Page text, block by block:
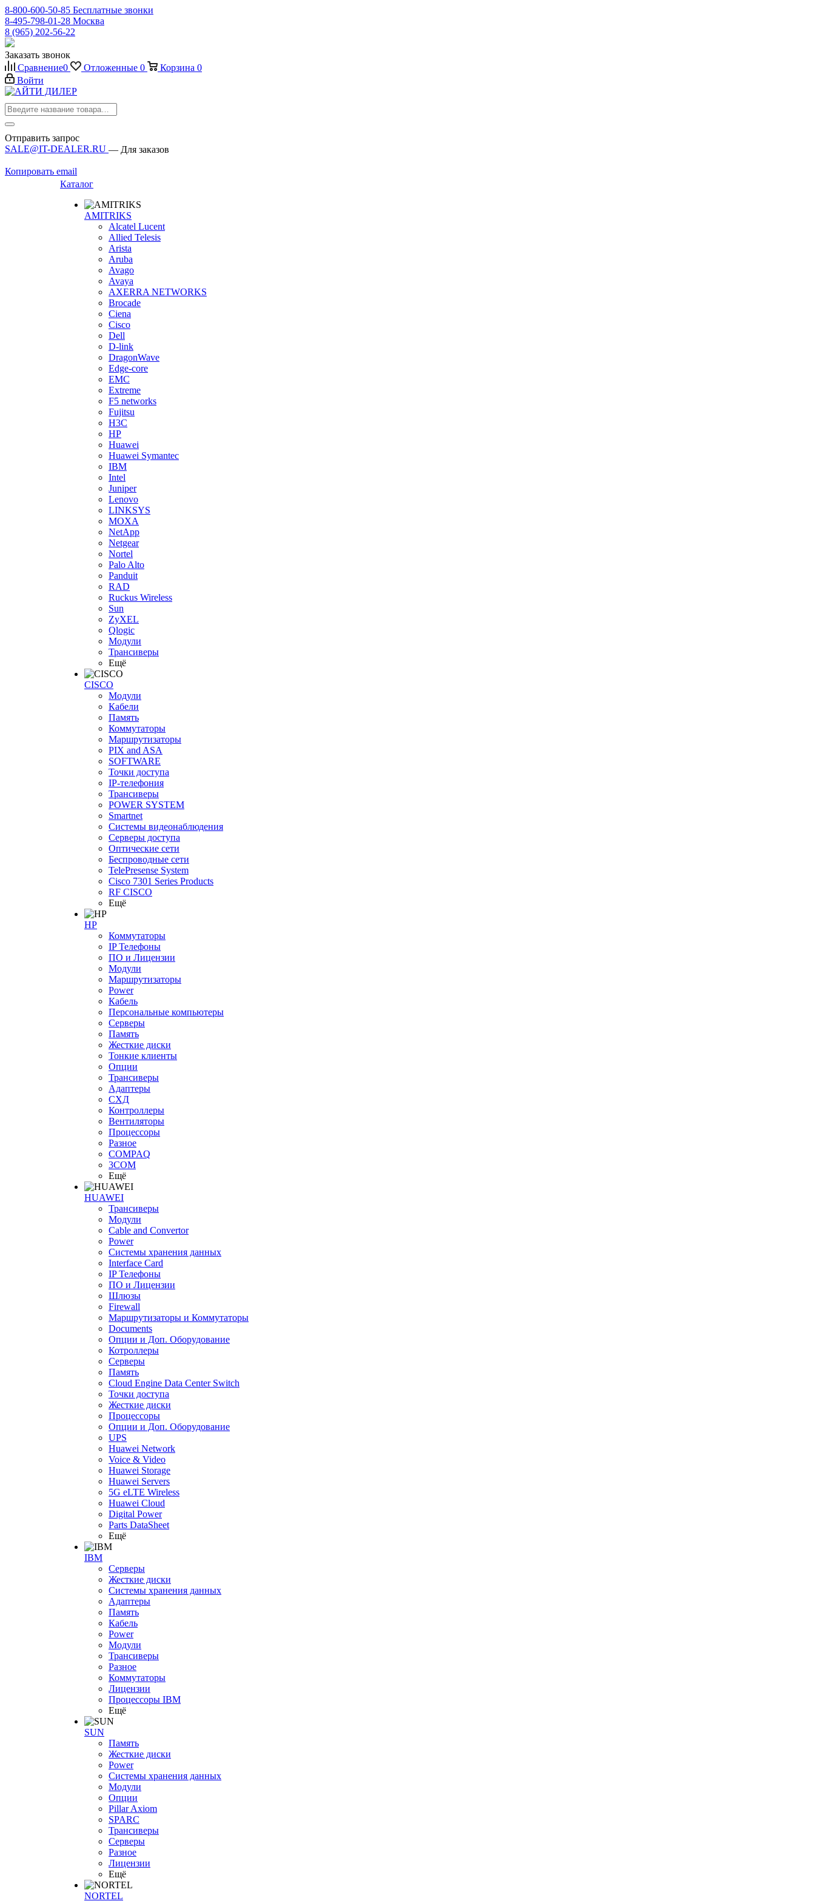
8-800-600-50-85 Бесплатные звонки
8-495-798-01-28 Москва
8 (965) 202-56-22
Заказать звонок
Сравнение0 Отложенные 0 Корзина 0
Войти
Отправить запрос
SALE@IT-DEALER.RU — Для заказов
Копировать email
Каталог
AMITRIKS
Alcatel Lucent
Allied Telesis
Arista
Aruba
Avago
Avaya
AXERRA NETWORKS
Brocade
Ciena
Cisco
Dell
D-link
DragonWave
Edge-core
EMC
Extreme
F5 networks
Fujitsu
H3С
HP
Huawei
Huawei Symantec
IBM
Intel
Juniper
Lenovo
LINKSYS
MOXA
NetApp
Netgear
Nortel
Palo Alto
Panduit
RAD
Ruckus Wireless
Sun
ZyXEL
Qlogic
Модули
Трансиверы
Ещё
CISCO
Модули
Кабели
Память
Коммутаторы
Маршрутизаторы
PIX and ASA
SOFTWARE
Точки доступа
IP-телефония
Трансиверы
POWER SYSTEM
Smartnet
Системы видеонаблюдения
Серверы доступа
Оптические сети
Беспроводные сети
TelePresense System
Cisco 7301 Series Products
RF CISCO
Ещё
HP
Коммутаторы
IP Телефоны
ПО и Лицензии
Модули
Маршрутизаторы
Power
Кабель
Персональные компьютеры
Серверы
Память
Жесткие диски
Тонкие клиенты
Опции
Трансиверы
Адаптеры
СХД
Контроллеры
Вентиляторы
Процессоры
Разное
COMPAQ
3COM
Ещё
HUAWEI
Трансиверы
Модули
Cable and Convertor
Power
Системы хранения данных
Interface Card
IP Телефоны
ПО и Лицензии
Шлюзы
Firewall
Маршрутизаторы и Коммутаторы
Documents
Опции и Доп. Оборудование
Котроллеры
Серверы
Память
Cloud Engine Data Center Switch
Точки доступа
Жесткие диски
Процессоры
Опции и Доп. Оборудование
UPS
Huawei Network
Voice & Video
Huawei Storage
Huawei Servers
5G eLTE Wireless
Huawei Cloud
Digital Power
Parts DataSheet
Ещё
IBM
Серверы
Жесткие диски
Системы хранения данных
Адаптеры
Память
Кабель
Power
Модули
Трансиверы
Разное
Коммутаторы
Лицензии
Процессоры IBM
Ещё
SUN
Память
Жесткие диски
Power
Системы хранения данных
Модули
Опции
Pillar Axiom
SPARC
Трансиверы
Серверы
Разное
Лицензии
Ещё
NORTEL